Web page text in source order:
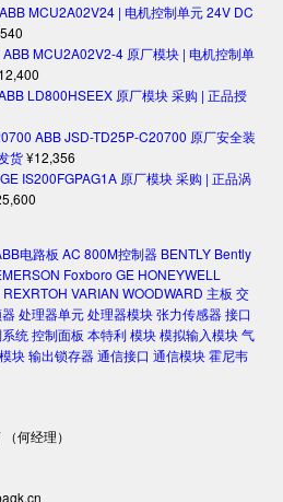
ABB MCU2A02V24 | 电机控制单元 24V DC
ABB MCU2A02V2-4 原厂模块 | 电机控制单
12,400
LD800HSEEX 原厂模块 采购 | 正品授
ABB JSD-TD25P-C20700 原厂安全装
货¥12,356
GE IS200FGPAG1A 原厂模块 采购 | 正品涡
电路板 AC 800M控制器 BENTLY Bently
Foxboro GE HONEYWELL
REXRTOH VARIAN WOODWARD 主板 交
处理器单元处理器模块张力传感器接口
统控制面板 本特利模块模拟输入模块气
块输出锁存器通信接口 通信模块霍尼韦
何经理）